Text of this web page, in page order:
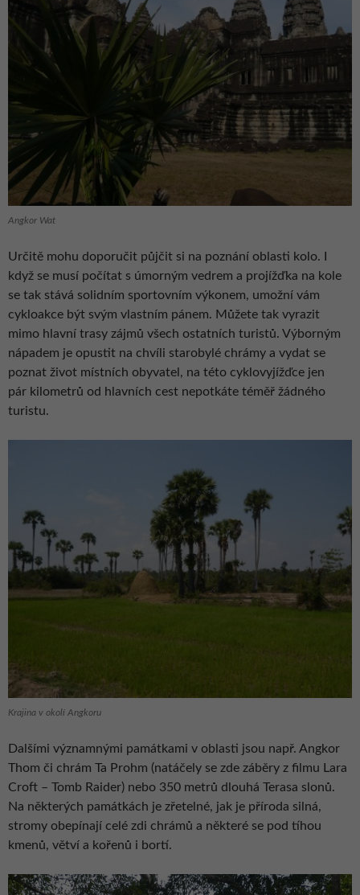
Angkor Wat
Určitě mohu doporučit půjčit si na poznání oblasti kolo. I
když se musí počítat s úmorným vedrem a projížďka na kole
se tak stává solidním sportovním výkonem, umožní vám
cykloakce být svým vlastním pánem. Můžete tak vyrazit
mimo hlavní trasy zájmů všech ostatních turistů. Výborným
nápadem je opustit na chvíli starobylé chrámy a vydat se
poznat život místních obyvatel, na této cyklovyjížďce jen
pár kilometrů od hlavních cest nepotkáte téměř žádného
turistu.
Krajina v okolí Angkoru
Dalšími významnými památkami v oblasti jsou např. Angkor
Thom či chrám Ta Prohm (natáčely se zde záběry z filmu Lara
Croft – Tomb Raider) nebo 350 metrů dlouhá Terasa slonů.
Na některých památkách je zřetelné, jak je příroda silná,
stromy obepínají celé zdi chrámů a některé se pod tíhou
kmenů, větví a kořenů i bortí.